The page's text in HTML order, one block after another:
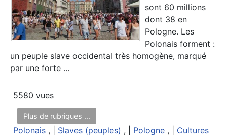
sont 60 millions
dont 38 en
Pologne. Les
Polonais forment :
un peuple slave occidental très homogène, marqué
par une forte ...
5580 vues
Plus de rubriques ...
Polonais , | Slaves (peuples) , | Pologne , | Cultures